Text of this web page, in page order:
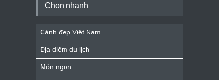
Chọn nhanh
Cảnh đẹp Việt Nam
Địa điểm du lịch
Món ngon